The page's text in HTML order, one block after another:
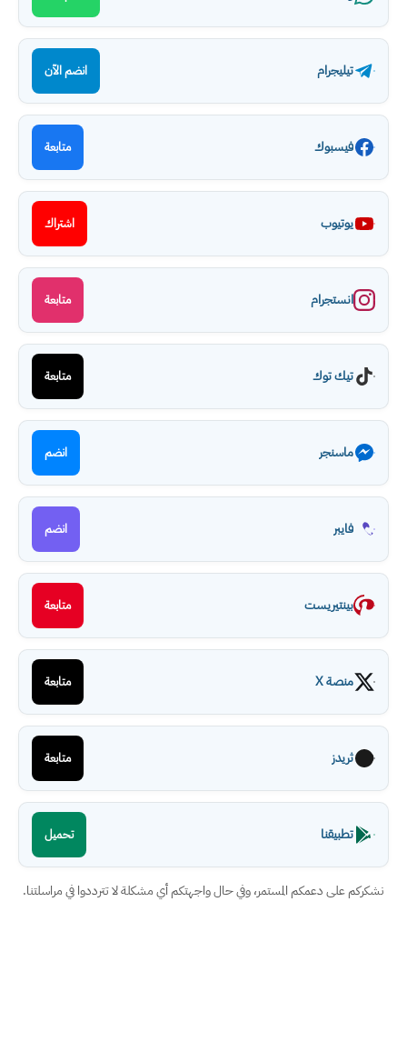
تيليجرام انضم الآن
فيسبوك متابعة
يوتيوب اشتراك
انستجرام متابعة
تيك توك متابعة
ماسنجر انضم
فايبر انضم
بينتيريست متابعة
منصة X متابعة
ثريدز متابعة
تطبيقنا تحميل
نشكركم على دعمكم المستمر، وفي حال واجهتكم أي مشكلة لا تترددوا في مراسلتنا.